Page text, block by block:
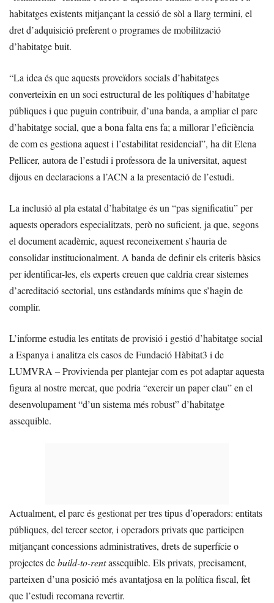
habitatges existents mitjançant la cessió de sòl a llarg termini, el
dret d’adquisició preferent o programes de mobilització
d’habitatge buit.
“La idea és que aquests proveïdors socials d’habitatges
converteixin en un soci estructural de les polítiques d’habitatge
públiques i que puguin contribuir, d’una banda, a ampliar el parc
d’habitatge social, que a bona falta ens fa; a millorar l’eficiència
de com es gestiona aquest i l’estabilitat residencial”, ha dit Elena
Pellicer, autora de l’estudi i professora de la universitat, aquest
dijous en declaracions a l’ACN a la presentació de l’estudi.
La inclusió al pla estatal d’habitatge és un “pas significatiu” per
aquests operadors especialitzats, però no suficient, ja que, segons
el document acadèmic, aquest reconeixement s’hauria de
consolidar institucionalment. A banda de definir els criteris bàsics
per identificar-les, els experts creuen que caldria crear sistemes
d’acreditació sectorial, uns estàndards mínims que s’hagin de
complir.
L’informe estudia les entitats de provisió i gestió d’habitatge social
a Espanya i analitza els casos de Fundació Hàbitat3 i de
LUMVRA – Provivienda per plantejar com es pot adaptar aquesta
figura al nostre mercat, que podria “exercir un paper clau” en el
desenvolupament “d’un sistema més robust” d’habitatge
assequible.
Actualment, el parc és gestionat per tres tipus d’operadors: entitats
públiques, del tercer sector, i operadors privats que participen
mitjançant concessions administratives, drets de superfície o
projectes debuild-to-rentassequible. Els privats, precisament,
parteixen d’una posició més avantatjosa en la política fiscal, fet
que l’estudi recomana revertir.